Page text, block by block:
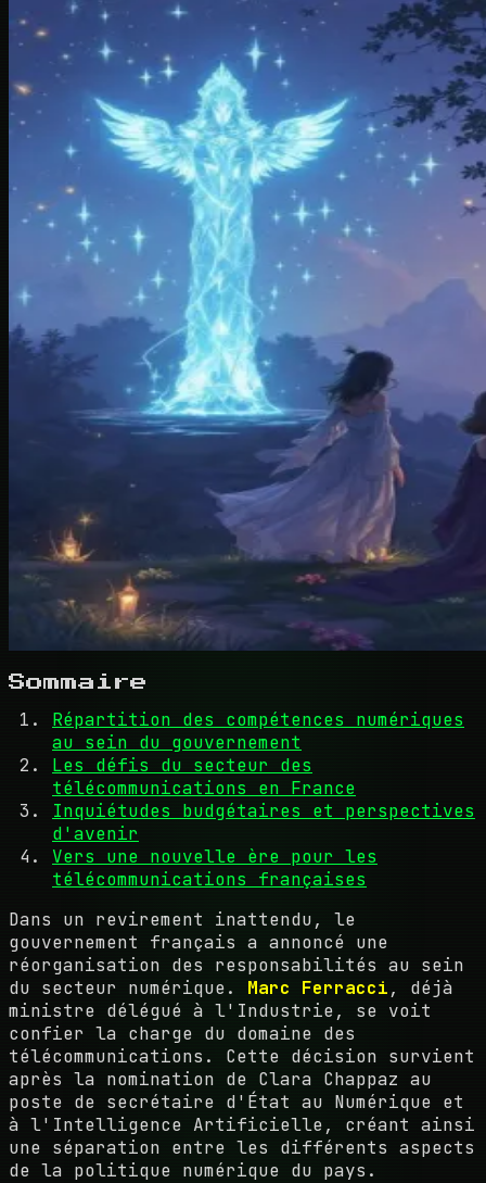
Sommaire
Répartition des compétences numériques
au sein du gouvernement
Les défis du secteur des
télécommunications en France
Inquiétudes budgétaires et perspectives
d'avenir
Vers une nouvelle ère pour les
télécommunications françaises
Dans un revirement inattendu, le
gouvernement français a annoncé une
réorganisation des responsabilités au sein
du secteur numérique. Marc Ferracci, déjà
ministre délégué à l'Industrie, se voit
confier la charge du domaine des
télécommunications. Cette décision survient
après la nomination de Clara Chappaz au
poste de secrétaire d'État au Numérique et
à l'Intelligence Artificielle, créant ainsi
une séparation entre les différents aspects
de la politique numérique du pays.